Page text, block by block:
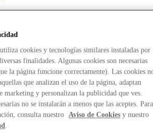
cookies y tecnologías similares instaladas por
finalidades. Algunas cookies son necesarias
la página funcione correctamente). Las cookies
que analizan el uso de la página, adaptan
marketing y personalizan la publicidad que ves.
no se instalarán a menos que las aceptes. Para
consulta nuestro
Aviso de Cookies y nuestro
.